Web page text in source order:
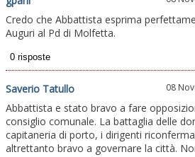
Credo che Abbattista esprima
Auguri al Pd di Molfetta.
Saverio Tatullo 08
Abbattista e stato bravo a fare
consiglio comunale. La battaglia delle
capitaneria di porto, i dirigenti
altrettanto bravo a governare la città.